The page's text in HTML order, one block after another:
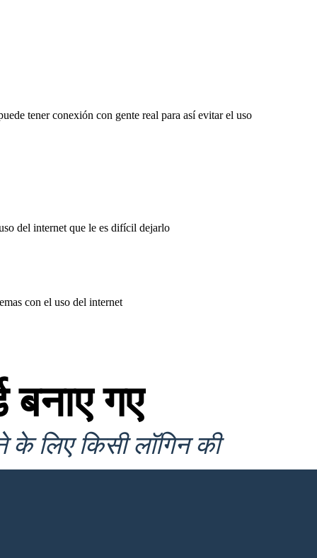
tener conexión con gente real para así evitar el uso
del internet que le es difícil dejarlo
con el uso del internet
बनाए गए
लिए किसी लॉगिन की